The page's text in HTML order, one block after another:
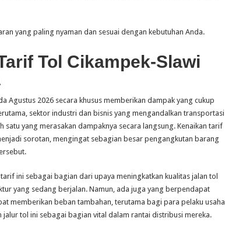
yang paling nyaman dan sesuai dengan kebutuhan Anda.
Tol Cikampek-Slawi
Agustus 2026 secara khusus memberikan dampak yang cukup
sektor industri dan bisnis yang mengandalkan transportasi
yang merasakan dampaknya secara langsung. Kenaikan tarif
sorotan, mengingat sebagian besar pengangkutan barang
ini sebagai bagian dari upaya meningkatkan kualitas jalan tol
yang sedang berjalan. Namun, ada juga yang berpendapat
memberikan beban tambahan, terutama bagi para pelaku usaha
jalur tol ini sebagai bagian vital dalam rantai distribusi mereka.